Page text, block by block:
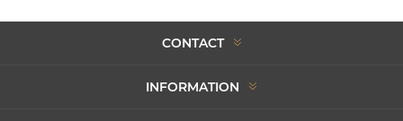
CONTACT
INFORMATION